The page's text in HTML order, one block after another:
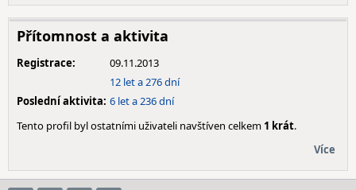
Přítomnost a aktivita
Registrace:
09.11.2013
12 let a 276 dní
Poslední aktivita: 6 let a 236 dní
Tento profil byl ostatními uživateli navštíven celkem 1 krát.
Více